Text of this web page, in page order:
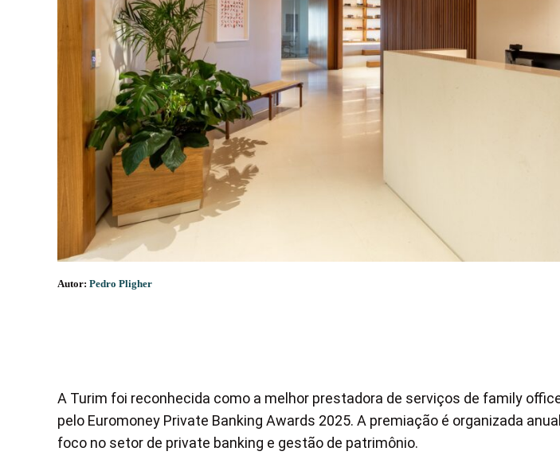
Autor: Pedro Pligher
A Turim foi reconhecida como a melhor prestadora de serviços de family
pelo Euromoney Private Banking Awards 2025. A premiação é organizada
foco no setor de private banking e gestão de patrimônio.